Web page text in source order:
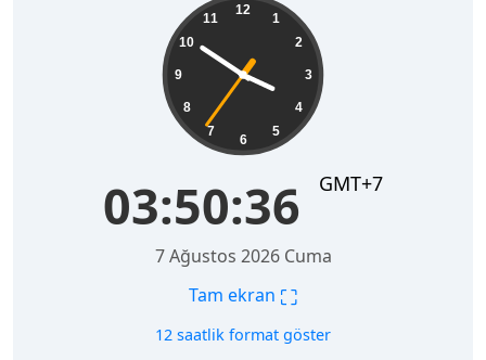
12
1
2
3
4
5
6
7
8
9
10
11
03:50:38 GMT+7
7 Ağustos 2026 Cuma
Tam ekran ⛶
12 saatlik format göster